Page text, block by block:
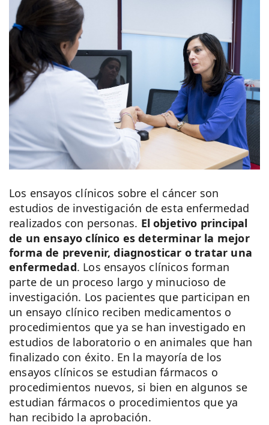
Los ensayos clínicos sobre el cáncer son
estudios de investigación de esta enfermedad
realizados con personas. El objetivo principal
de un ensayo clínico es determinar la mejor
forma de prevenir, diagnosticar o tratar una
enfermedad. Los ensayos clínicos forman
parte de un proceso largo y minucioso de
investigación. Los pacientes que participan en
un ensayo clínico reciben medicamentos o
procedimientos que ya se han investigado en
estudios de laboratorio o en animales que han
finalizado con éxito. En la mayoría de los
ensayos clínicos se estudian fármacos o
procedimientos nuevos, si bien en algunos se
estudian fármacos o procedimientos que ya
han recibido la aprobación.